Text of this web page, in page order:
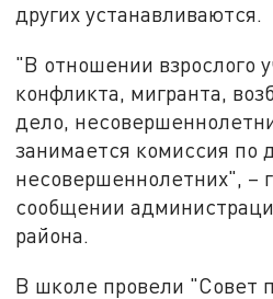
других устанавливаются.
"В отношении взрослого
конфликта, мигранта,
дело,
занимается комиссия по
несовершеннолетних", –
сообщении
района.
В школе провели "Совет